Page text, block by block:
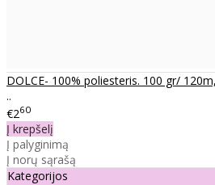
DOLCE- 100% poliesteris. 100 gr/
..
€260
Į krepšelį
Į palyginimą
Į norų sąrašą
Kategorijos